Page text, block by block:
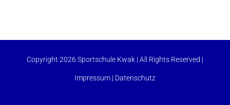
Copyright 2026 Sportschule Kwak | All Rights Reserved |
Impressum | Datenschutz